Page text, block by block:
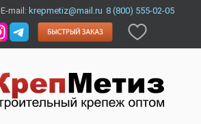
E-mail: krepmetiz@mail.ru 8 (800) 555-02-05